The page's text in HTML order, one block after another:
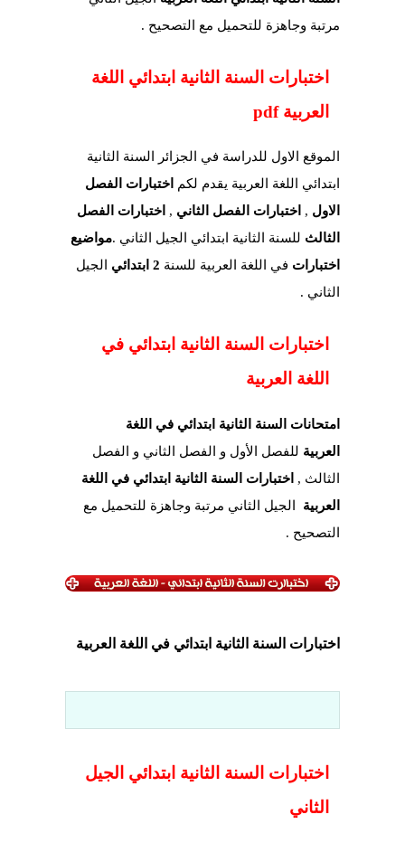
مرتبة وجاهزة للتحميل مع التصحيح .
اختبارات السنة الثانية ابتدائي اللغة
العربية pdf
الموقع الاول للدراسة في الجزائر السنة الثانية
ابتدائي اللغة العربية يقدم لكم اختبارات الفصل
الاول , اختبارات الفصل الثاني , اختبارات الفصل
الثالث للسنة الثانية ابتدائي الجيل الثاني .مواضيع
اختبارات في اللغة العربية للسنة 2 ابتدائي
الجيل
الثاني .
اختبارات السنة الثانية ابتدائي في
اللغة العربية
امتحانات السنة الثانية ابتدائي في اللغة
العربية للفصل الأول و الفصل الثاني و الفصل
الثالث , اختبارات السنة الثانية ابتدائي في اللغة
العربية الجيل الثاني مرتبة وجاهزة للتحميل مع
التصحيح .
اختبارات السنة الثانية ابتدائي في اللغة العربية
اختبارات السنة الثانية ابتدائي الجيل
الثاني